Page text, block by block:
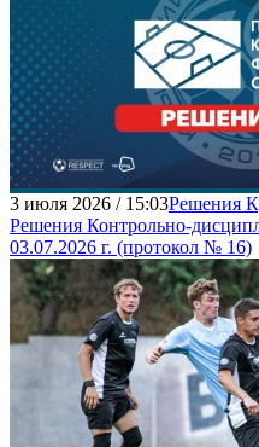
3 июля 2026 / 15:03Решения
Решения Контрольно-
03.07.2026 г. (протокол № 16)